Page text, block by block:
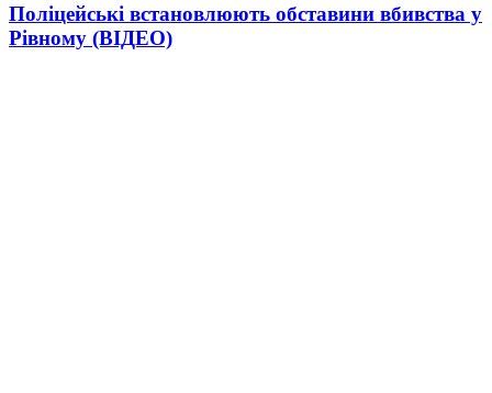
Поліцейські встановлюють обставини вбивства у
Рівному (ВІДЕО)